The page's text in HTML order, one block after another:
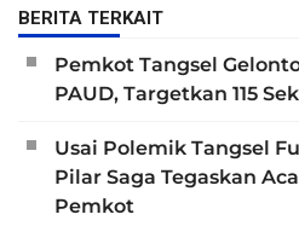
BERITA TERKAIT
Pemkot Tangsel
PAUD, Targetkan 115
Usai Polemik Tangsel
Pilar Saga Tegaskan
Pemkot